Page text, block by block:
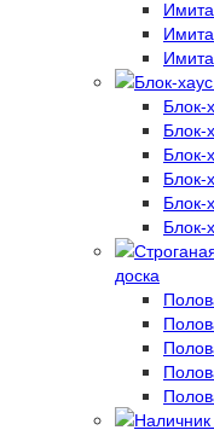
Блок-
Блок-
Блок-
Блок-
Блок-
Блок-
доска